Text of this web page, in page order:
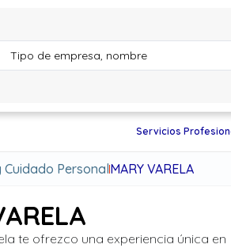
Servicios
Cuidado PersonalMARY VARELA
te ofrezco una experiencia única en